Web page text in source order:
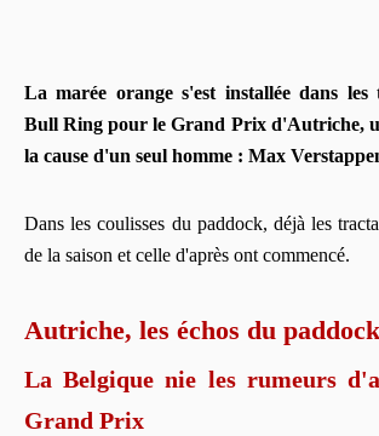
La marée orange s'est installée dans
Bull Ring pour le Grand Prix d'Autriche,
la cause d'un seul homme : Max
Dans les coulisses du paddock, déjà les
de la saison et celle d'après ont commencé.
Autriche, les échos du paddock
La Belgique nie les rumeurs
Grand Prix